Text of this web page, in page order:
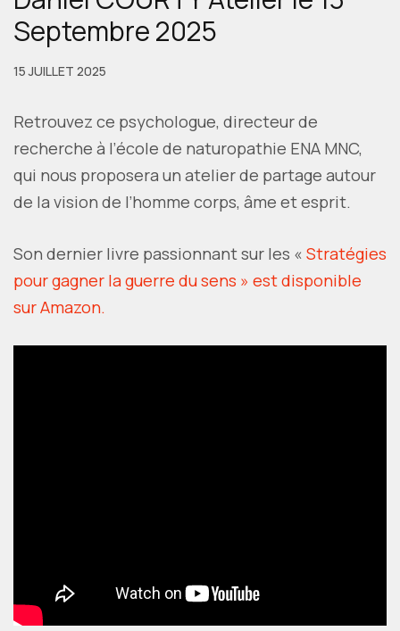
Septembre 2025
15 JUILLET 2025
Retrouvez ce psychologue, directeur de
recherche à l’école de naturopathie ENA MNC,
qui nous proposera un atelier de partage autour
de la vision de l’homme corps, âme et esprit.
Son dernier livre passionnant sur les « Stratégies
pour gagner la guerre du sens » est disponible
sur Amazon.